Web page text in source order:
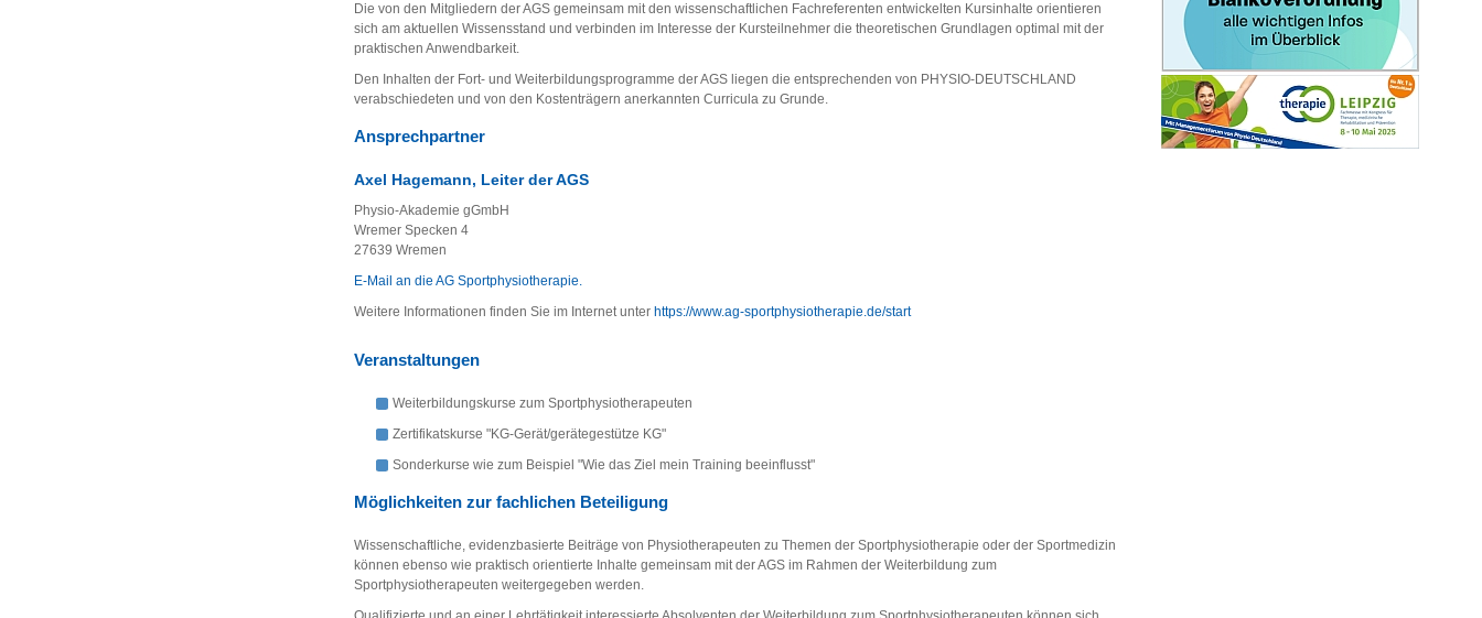
Die von den Mitgliedern der AGS gemeinsam mit den wissenschaftlichen Fachreferenten entwickelten Kursinhalte orientieren
sich am aktuellen Wissensstand und verbinden im Interesse der Kursteilnehmer die theoretischen Grundlagen optimal mit der
praktischen Anwendbarkeit.
Den Inhalten der Fort- und Weiterbildungsprogramme der AGS liegen die entsprechenden von PHYSIO-DEUTSCHLAND
verabschiedeten und von den Kostenträgern anerkannten Curricula zu Grunde.
Ansprechpartner
Axel Hagemann, Leiter der AGS
Physio-Akademie gGmbH
Wremer Specken 4
27639 Wremen
E-Mail an die AG Sportphysiotherapie.
Weitere Informationen finden Sie im Internet unter https://www.ag-sportphysiotherapie.de/start
Veranstaltungen
Weiterbildungskurse zum Sportphysiotherapeuten
Zertifikatskurse "KG-Gerät/gerätegestütze KG"
Sonderkurse wie zum Beispiel "Wie das Ziel mein Training beeinflusst"
Möglichkeiten zur fachlichen Beteiligung
Wissenschaftliche, evidenzbasierte Beiträge von Physiotherapeuten zu Themen der Sportphysiotherapie oder der Sportmedizin
können ebenso wie praktisch orientierte Inhalte gemeinsam mit der AGS im Rahmen der Weiterbildung zum
Sportphysiotherapeuten weitergegeben werden.